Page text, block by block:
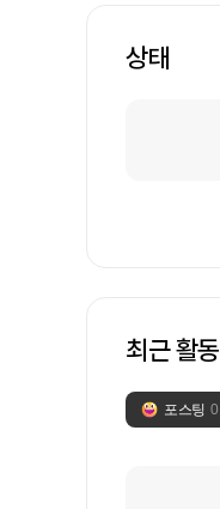
상태
최근 활동
포스팅 0